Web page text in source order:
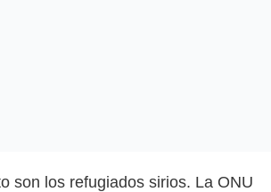
son los refugiados sirios. La ONU